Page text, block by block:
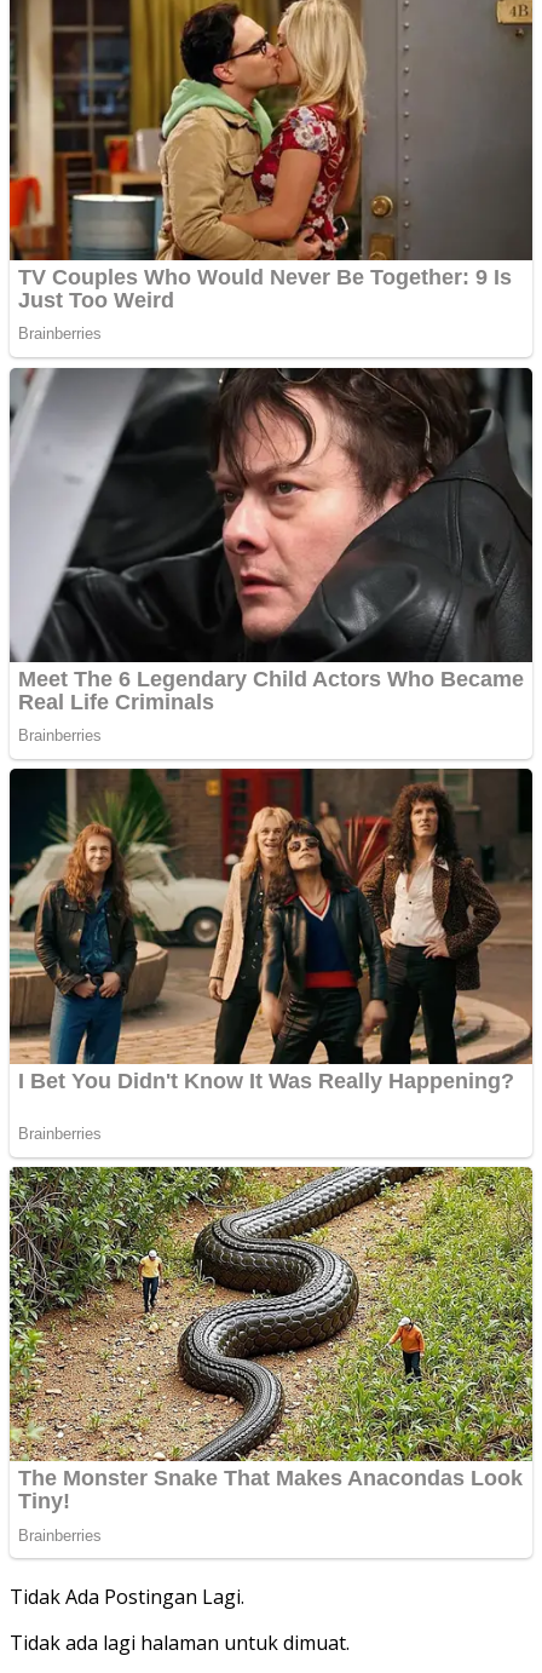
Tidak Ada Postingan Lagi.
Tidak ada lagi halaman untuk dimuat.